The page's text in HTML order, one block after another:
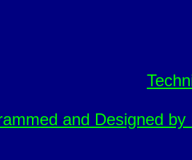
and Designed